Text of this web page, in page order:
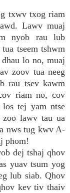
txwv txog riam
Lawv muaj
nyob rau lub
tseem tshwm
lo no, muaj
zoov tua neeg
rau tsev kawm
riam no, cov
tej yam ntse
lawv tau ua
nws tug kwv A-
phom!
dej tshaj qhov
yuav tsum yog
lub siab. Qhov
kev tiv thaiv